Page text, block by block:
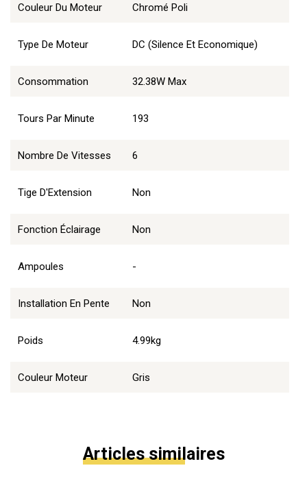
Couleur Du Moteur Chromé Poli
Type De Moteur DC (Silence Et Economique)
Consommation 32.38W Max
Tours Par Minute 193
Nombre De Vitesses 6
Tige D'Extension Non
Fonction Éclairage Non
Ampoules -
Installation En Pente Non
Poids 4.99kg
Couleur Moteur Gris
Articles similaires